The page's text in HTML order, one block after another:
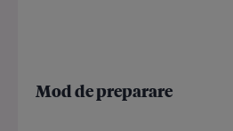
Mod de preparare